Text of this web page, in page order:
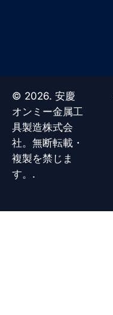
© 2026. 安慶
オンミー金属工
具製造株式会
社。無断転載・
複製を禁じま
す。.